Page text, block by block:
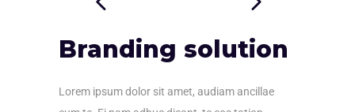
Branding solution
Lorem ipsum dolor sit amet, audiam ancillae